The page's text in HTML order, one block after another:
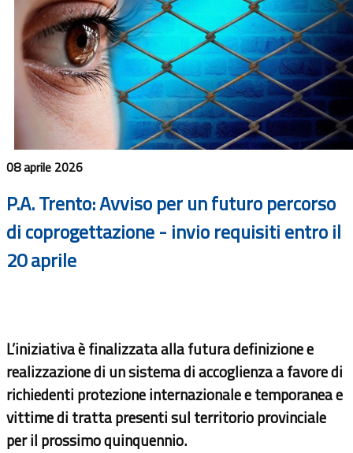
08 aprile 2026
P.A. Trento: Avviso per un futuro percorso
di coprogettazione - invio requisiti entro il
20 aprile
L’iniziativa è finalizzata alla futura definizione e
realizzazione di un sistema di accoglienza a favore di
richiedenti protezione internazionale e temporanea e
vittime di tratta presenti sul territorio provinciale
per il prossimo quinquennio.